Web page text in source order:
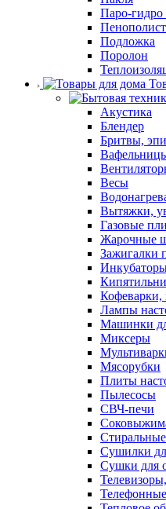
Паро-гидро
Подложка
Поролон
Акустика
Блендер
Бритвы,
Весы
Вытяжки,
Газовые
Жарочные
Зажигалки
Кофеварки,
Лампы
Машинки
Миксеры
Мясорубки
Плиты
Пылесосы
СВЧ-печи
Сушилки
Сушки для